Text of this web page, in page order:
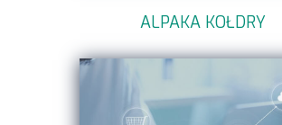
ALPAKA KOŁDRY